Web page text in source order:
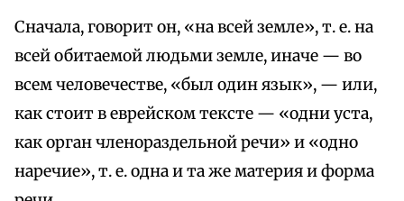
Сначала, говорит он, «на всей земле», т. е. на
всей обитаемой людьми земле, иначе — во
всем человечестве, «был один язык», — или,
как стоит в еврейском тексте — «одни уста,
как орган членораздельной речи» и «одно
наречие», т. е. одна и та же материя и форма